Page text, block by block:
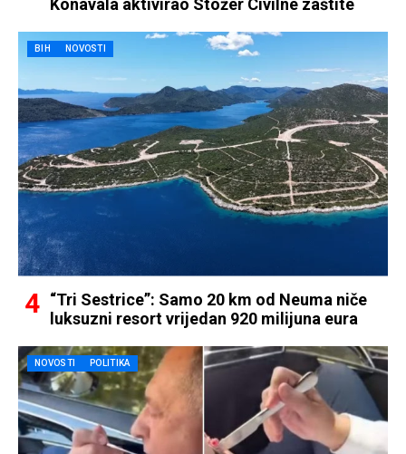
BIH NOVOSTI
“Tri Sestrice”: Samo 20 km od Neuma niče
luksuzni resort vrijedan 920 milijuna eura
NOVOSTI POLITIKA